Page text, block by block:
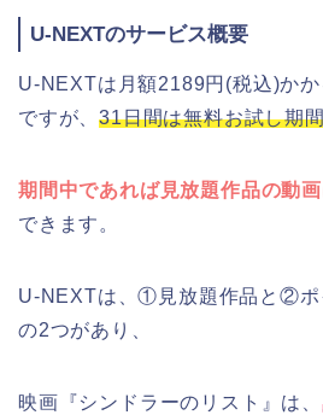
U-NEXTのサービス概要
U-NEXTは月額2189円(税込)かか
ですが、31日間は無料お試し期
期間中であれば見放題作品の動
できます。
U-NEXTは、①見放題作品と②ポ
の2つがあり、
映画『シンドラーのリスト』は、